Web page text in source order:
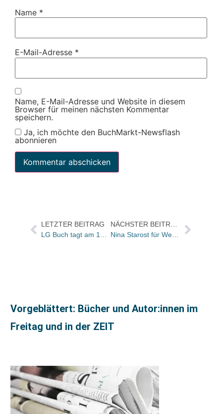
Name *
E-Mail-Adresse *
Name, E-Mail-Adresse und Website in diesem
Browser für meinen nächsten Kommentar
speichern.
Ja, ich möchte den BuchMarkt-Newsflash
abonnieren
LETZTER BEITRAG
Vorgeblättert: Bücher und Autor:innen im
Freitag und in der ZEIT